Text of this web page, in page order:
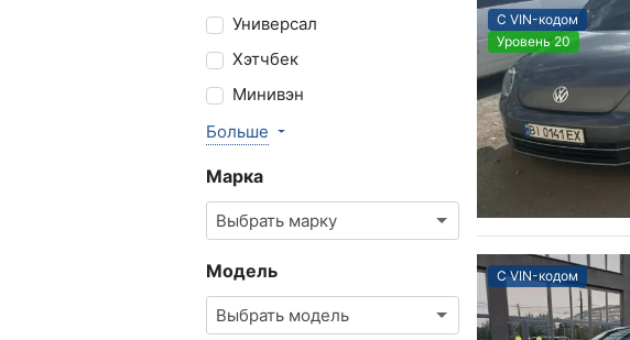
Универсал
Хэтчбек
Минивэн
Больше
Марка
Выбрать марку
Модель
Выбрать модель
С VIN-кодом
Уровень 20
С VIN-кодом